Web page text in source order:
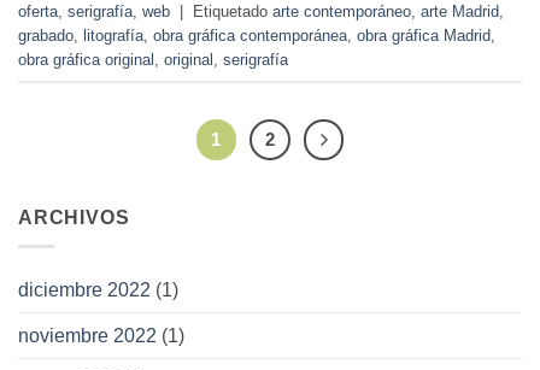
oferta serigrafía web | Etiquetado arte contemporáneo arte Madrid
grabado litografía obra gráfica contemporánea obra gráfica Madrid
obra gráfica original original serigrafía
1 2
ARCHIVOS
diciembre 2022 (1)
noviembre 2022 (1)